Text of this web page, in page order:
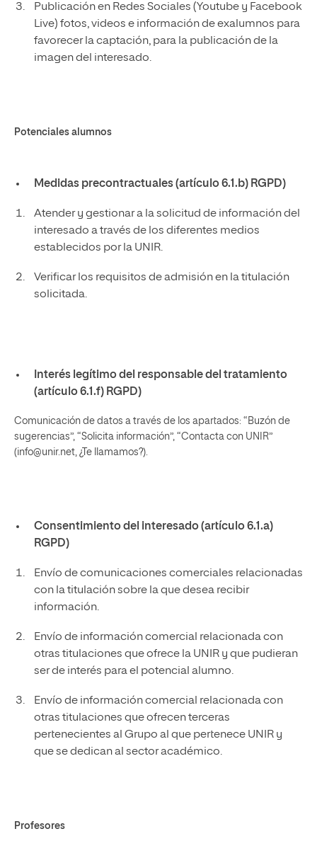
Publicación en Redes Sociales (Youtube y Facebook
Live) fotos, videos e información de exalumnos para
favorecer la captación, para la publicación de la
imagen del interesado.
Potenciales alumnos
Medidas precontractuales (artículo 6.1.b) RGPD)
Atender y gestionar a la solicitud de información del
interesado a través de los diferentes medios
establecidos por la UNIR.
Verificar los requisitos de admisión en la titulación
solicitada.
Interés legítimo del responsable del tratamiento
(artículo 6.1.f) RGPD)
Comunicación de datos a través de los apartados: “Buzón de
sugerencias”, “Solicita información”, “Contacta con UNIR”
(info@unir.net, ¿Te llamamos?).
Consentimiento del interesado (artículo 6.1.a)
RGPD)
Envío de comunicaciones comerciales relacionadas
con la titulación sobre la que desea recibir
información.
Envío de información comercial relacionada con
otras titulaciones que ofrece la UNIR y que pudieran
ser de interés para el potencial alumno.
Envío de información comercial relacionada con
otras titulaciones que ofrecen terceras
pertenecientes al Grupo al que pertenece UNIR y
que se dedican al sector académico.
Profesores